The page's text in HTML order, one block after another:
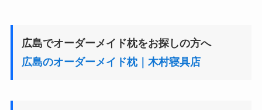
広島でオーダーメイド枕をお探しの方へ
広島のオーダーメイド枕｜木村寝具店